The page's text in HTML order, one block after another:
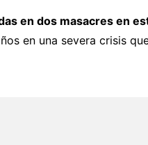
en dos masacres en
en una severa crisis